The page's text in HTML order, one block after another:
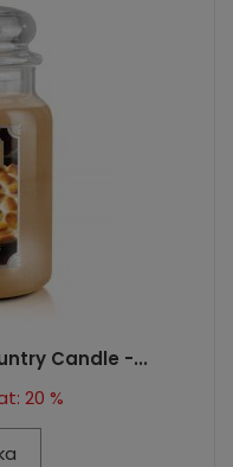
Candle -...
20 %